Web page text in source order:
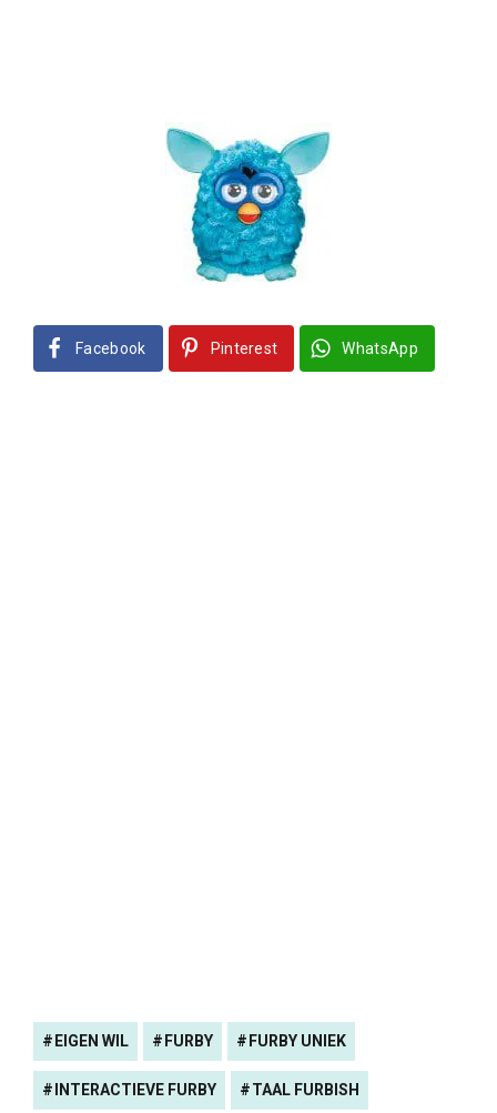
Facebook Pinterest WhatsApp
EIGEN WIL FURBY FURBY UNIEK
INTERACTIEVE FURBY TAAL FURBISH